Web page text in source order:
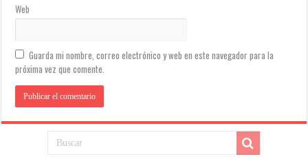
Web
Guarda mi nombre, correo electrónico y web en este navegador para la
próxima vez que comente.